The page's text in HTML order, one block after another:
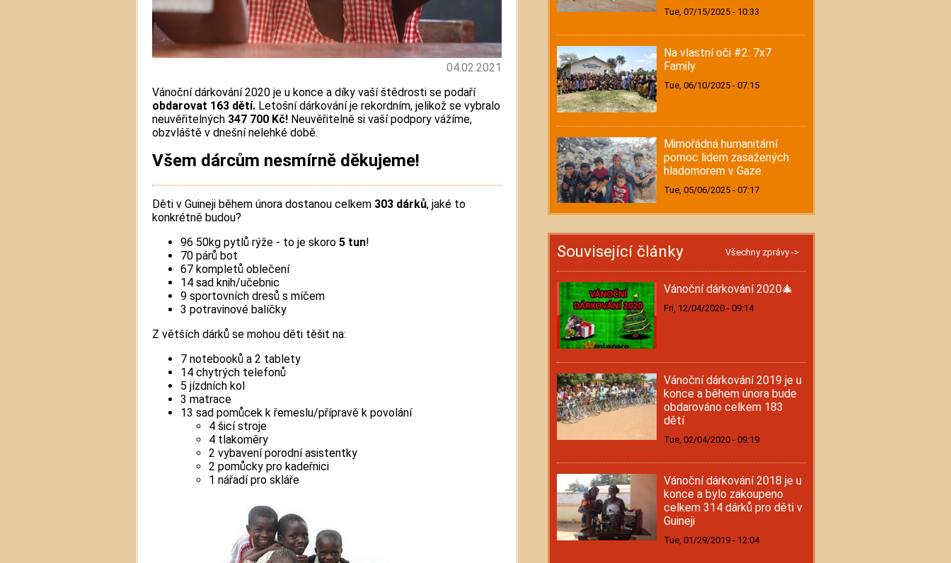
04.02.2021
Vánoční dárkování 2020 je u konce a díky vaší štědrosti se podaří
obdarovat 163 dětí. Letošní dárkování je rekordním, jelikož se vybralo
neuvěřitelných 347 700 Kč! Neuvěřitelně si vaší podpory vážíme,
obzvláště v dnešní nelehké době.
Všem dárcům nesmírně děkujeme!
Děti v Guineji během února dostanou celkem 303 dárků, jaké to
konkrétně budou?
96 50kg pytlů rýže - to je skoro 5 tun!
70 párů bot
67 kompletů oblečení
14 sad knih/učebnic
9 sportovních dresů s míčem
3 potravinové balíčky
Z větších dárků se mohou děti těšit na:
7 notebooků a 2 tablety
14 chytrých telefonů
5 jízdních kol
3 matrace
13 sad pomůcek k řemeslu/přípravě k povolání
4 šicí stroje
4 tlakoměry
2 vybavení porodní asistentky
2 pomůcky pro kadeřnici
1 nářadí pro skláře
Tue, 07/15/2025 - 10:33
Na vlastní oči #2: 7x7
Family
Tue, 06/10/2025 - 07:15
Mimořádná humanitární
pomoc lidem zasažených
hladomorem v Gaze
Tue, 05/06/2025 - 07:17
Související články Všechny zprávy ->
Vánoční dárkování 2020🎄
Fri, 12/04/2020 - 09:14
Vánoční dárkování 2019 je u
konce a během února bude
obdarováno celkem 183
dětí
Tue, 02/04/2020 - 09:19
Vánoční dárkování 2018 je u
konce a bylo zakoupeno
celkem 314 dárků pro děti v
Guineji
Tue, 01/29/2019 - 12:04